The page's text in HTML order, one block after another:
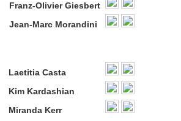
Franz-Olivier Giesbert
Jean-Marc Morandini
Laetitia Casta
Kim Kardashian
Miranda Kerr